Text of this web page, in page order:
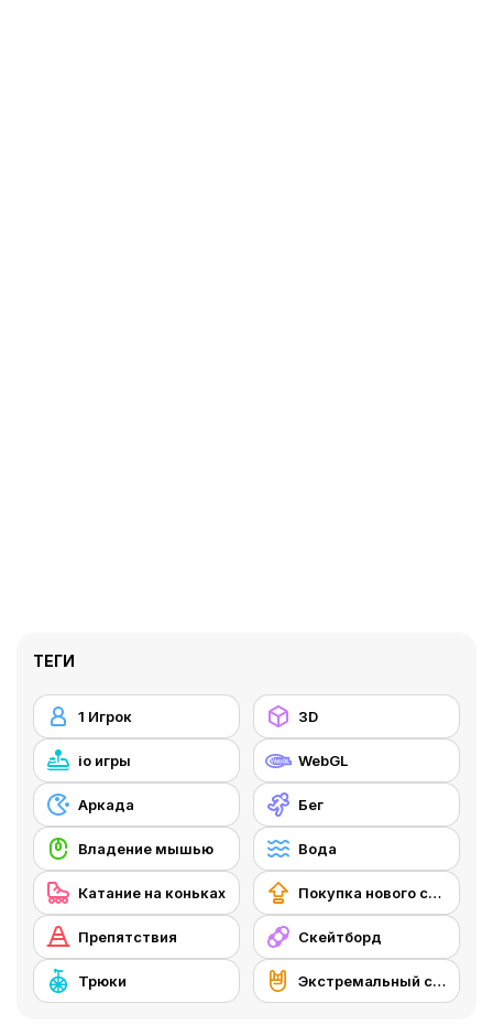
ТЕГИ
1 Игрок 3D
io игры WebGL
Аркада Бег
Владение мышью Вода
Катание на коньках Покупка нового снаряжения
Препятствия Скейтборд
Трюки Экстремальный спорт